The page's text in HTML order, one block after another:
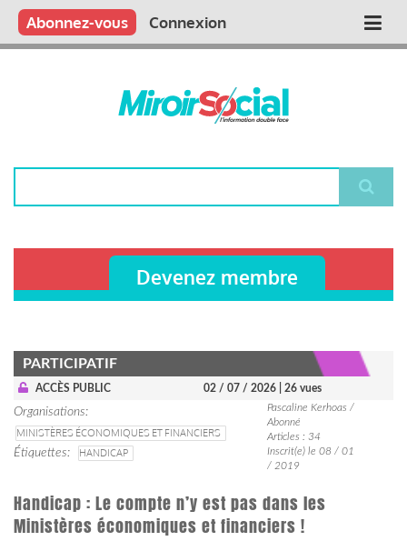
Aller
contenu
Main
Qui sommes nous ?
Vous publiez
Nous publions
Contactez-nous
Abonnez-vous Connexion
Devenez membre
PARTICIPATIF
ACCÈS PUBLIC 02 / 07 / 2026 | 26 vues
Organisations
MINISTÈRES ÉCONOMIQUES ET FINANCIERS
Étiquettes
HANDICAP
Pascaline Kerhoas /
Abonné
Articles : 34
Inscrit(e) le 08 / 01
/ 2019
Handicap : Le compte n’y est pas dans les
Ministères économiques et financiers !